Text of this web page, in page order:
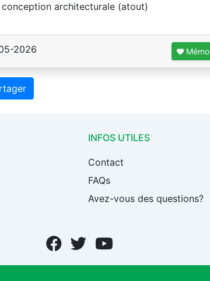
architecturale (atout)
2026
INFOS UTILES
Contact
FAQs
Avez-vous des questions?